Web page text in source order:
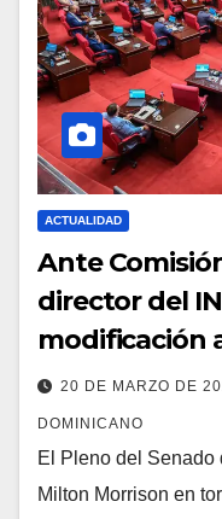
ACTUALIDAD
Ante
director del
modificación
20 DE MARZO DE
DOMINICANO
El Pleno del Senado
Milton Morrison en